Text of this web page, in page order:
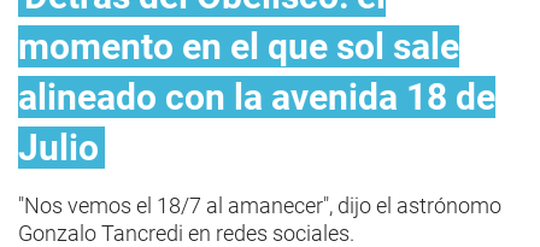
momento en el que sol sale
alineado con la avenida 18 de
Julio
"Nos vemos el 18/7 al amanecer", dijo el astrónomo
Gonzalo Tancredi en redes sociales.